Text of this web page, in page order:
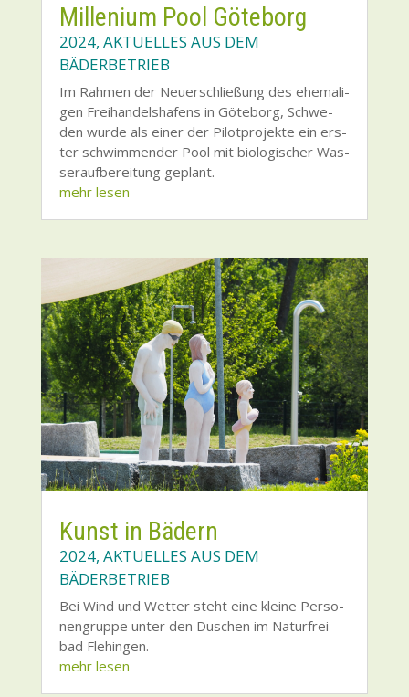
Mil­le­ni­um Pool Göte­borg
2024, AKTUELLES AUS DEM
BÄDERBETRIEB
Im Rah­men der Neu­erschlie­ßung des ehe­ma­li­
gen Frei­han­dels­ha­fens in Göte­borg, Schwe­
den wur­de als einer der Pilot­pro­jek­te ein ers­
ter schwim­men­der Pool mit bio­lo­gi­scher Was­
ser­auf­be­rei­tung geplant.
mehr lesen
Kunst in Bädern
2024, AKTUELLES AUS DEM
BÄDERBETRIEB
Bei Wind und Wet­ter steht eine klei­ne Per­so­
nen­grup­pe unter den Duschen im Natur­frei­
bad Fle­hin­gen.
mehr lesen